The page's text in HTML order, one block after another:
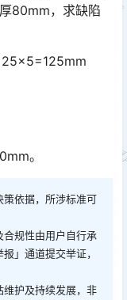
80mm，求缺陷
。
依据，所涉标准可
规性由用户自行承
」通道提交举证，
护及持续发展，非